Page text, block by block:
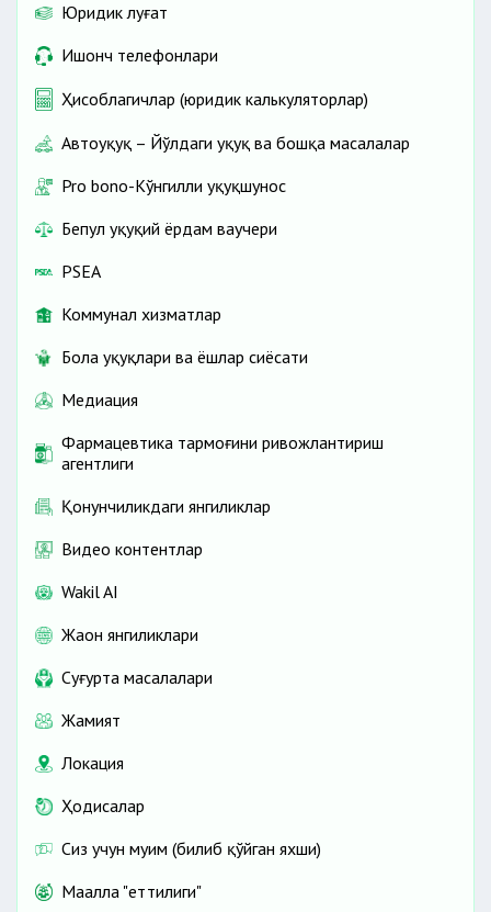
Юридик луғат
Ишонч телефонлари
Ҳисоблагичлар (юридик калькуляторлар)
Автоҳуқуқ – Йўлдаги ҳуқуқ ва бошқа масалалар
Pro bono-Кўнгилли ҳуқуқшунос
Бепул ҳуқуқий ёрдам ваучери
PSEA
Коммунал хизматлар
Бола ҳуқуқлари ва ёшлар сиёсати
Медиация
Фармацевтика тармоғини ривожлантириш
агентлиги
Қонунчиликдаги янгиликлар
Видео контентлар
Wakil AI
Жаҳон янгиликлари
Cуғурта масалалари
Жамият
Локация
Ҳодисалар
Сиз учун муҳим (билиб қўйган яхши)
Маҳалла "еттилиги"